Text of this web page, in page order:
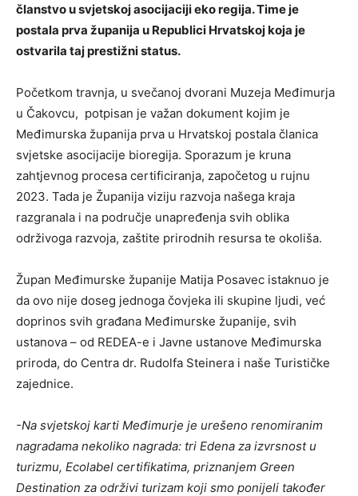
članstvo u svjetskoj asocijaciji eko regija. Time je
postala prva županija u Republici Hrvatskoj koja je
ostvarila taj prestižni status.
Početkom travnja, u svečanoj dvorani Muzeja Međimurja
u Čakovcu, potpisan je važan dokument kojim je
Međimurska županija prva u Hrvatskoj postala članica
svjetske asocijacije bioregija. Sporazum je kruna
zahtjevnog procesa certificiranja, započetog u rujnu
2023. Tada je Županija viziju razvoja našega kraja
razgranala i na područje unapređenja svih oblika
održivoga razvoja, zaštite prirodnih resursa te okoliša.
Župan Međimurske županije Matija Posavec istaknuo je
da ovo nije doseg jednoga čovjeka ili skupine ljudi, već
doprinos svih građana Međimurske županije, svih
ustanova – od REDEA-e i Javne ustanove Međimurska
priroda, do Centra dr. Rudolfa Steinera i naše Turističke
zajednice.
-Na svjetskoj karti Međimurje je urešeno renomiranim
nagradama nekoliko nagrada: tri Edena za izvrsnost u
turizmu, Ecolabel certifikatima, priznanjem Green
Destination za održivi turizam koji smo ponijeli također